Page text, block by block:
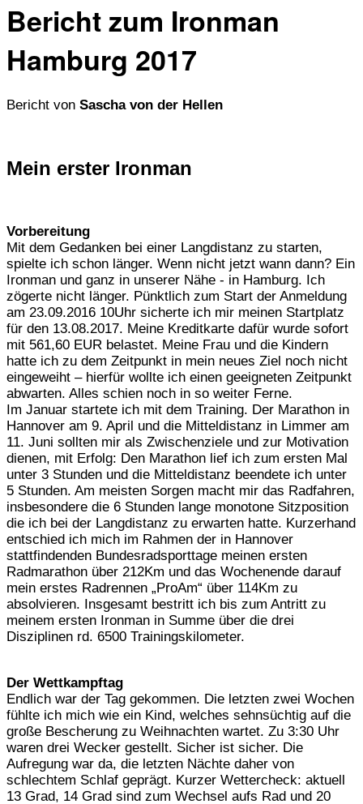
Bericht zum Ironman
Hamburg 2017
Bericht von Sascha von der Hellen
Mein erster Ironman
Vorbereitung
Mit dem Gedanken bei einer Langdistanz zu starten,
spielte ich schon länger. Wenn nicht jetzt wann dann? Ein
Ironman und ganz in unserer Nähe - in Hamburg. Ich
zögerte nicht länger. Pünktlich zum Start der Anmeldung
am 23.09.2016 10Uhr sicherte ich mir meinen Startplatz
für den 13.08.2017. Meine Kreditkarte dafür wurde sofort
mit 561,60 EUR belastet. Meine Frau und die Kindern
hatte ich zu dem Zeitpunkt in mein neues Ziel noch nicht
eingeweiht – hierfür wollte ich einen geeigneten Zeitpunkt
abwarten. Alles schien noch in so weiter Ferne.
Im Januar startete ich mit dem Training. Der Marathon in
Hannover am 9. April und die Mitteldistanz in Limmer am
11. Juni sollten mir als Zwischenziele und zur Motivation
dienen, mit Erfolg: Den Marathon lief ich zum ersten Mal
unter 3 Stunden und die Mitteldistanz beendete ich unter
5 Stunden. Am meisten Sorgen macht mir das Radfahren,
insbesondere die 6 Stunden lange monotone Sitzposition
die ich bei der Langdistanz zu erwarten hatte. Kurzerhand
entschied ich mich im Rahmen der in Hannover
stattfindenden Bundesradsporttage meinen ersten
Radmarathon über 212Km und das Wochenende darauf
mein erstes Radrennen „ProAm“ über 114Km zu
absolvieren. Insgesamt bestritt ich bis zum Antritt zu
meinem ersten Ironman in Summe über die drei
Disziplinen rd. 6500 Trainingskilometer.
Der Wettkampftag
Endlich war der Tag gekommen. Die letzten zwei Wochen
fühlte ich mich wie ein Kind, welches sehnsüchtig auf die
große Bescherung zu Weihnachten wartet. Zu 3:30 Uhr
waren drei Wecker gestellt. Sicher ist sicher. Die
Aufregung war da, die letzten Nächte daher von
schlechtem Schlaf geprägt. Kurzer Wettercheck: aktuell
13 Grad, 14 Grad sind zum Wechsel aufs Rad und 20